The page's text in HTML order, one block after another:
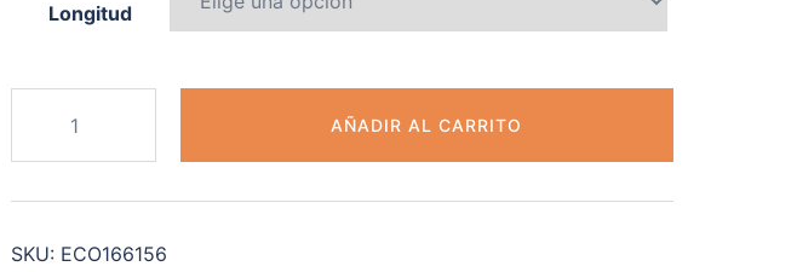
Longitud
4
cantidad
AÑADIR AL CARRITO
SKU: ECO166156